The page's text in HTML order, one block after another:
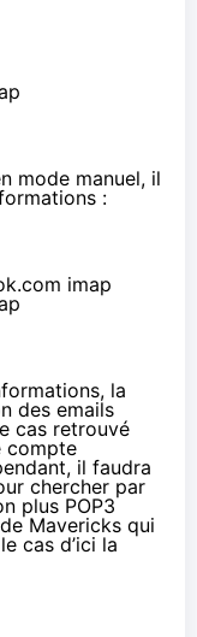
mode manuel, il
:
la
des emails
cas retrouvé
compte
il faudra
chercher par
plus POP3
Mavericks qui
cas d’ici la